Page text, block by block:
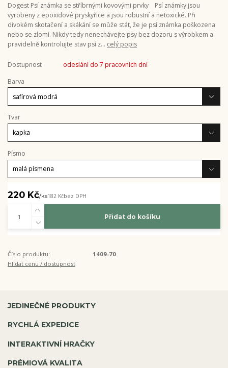
Dogest Psí známka se stříbrnými kovovými prvky Psí známky jsou
vyrobeny z epoxidové pryskyřice a jsou robustní a netoxické. Při
divokém skotačení a skákání se může stát, že je psí známka poškozena
nebo se zlomí. Nikdy tedy nenechávejte psy bez dozoru s výrobkem a
pravidelně kontrolujte stav psí z... celý popis
Dostupnost
odeslání do 7 pracovních dní
Barva
Tvar
Písmo
220 Kč/ks182 Kčbez DPH
Přidat do košíku
Číslo produktu:
1409-70
Hlídat cenu / dostupnost
JEDINEČNÉ PRODUKTY
RYCHLÁ EXPEDICE
INTERAKTIVNÍ HRAČKY
PRÉMIOVÁ KVALITA